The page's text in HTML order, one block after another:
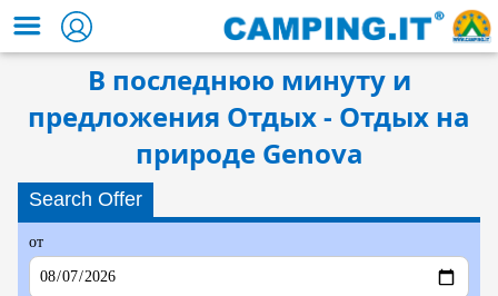
В последнюю минуту и
предложения Отдых - Отдых на
природе Genova
Search Offer
от